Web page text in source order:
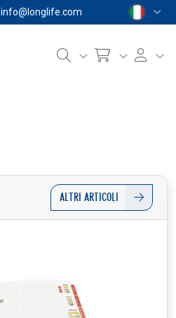
info@longlife.com
ALTRI ARTICOLI